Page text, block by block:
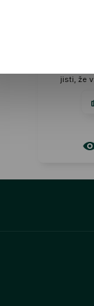
jisti, že